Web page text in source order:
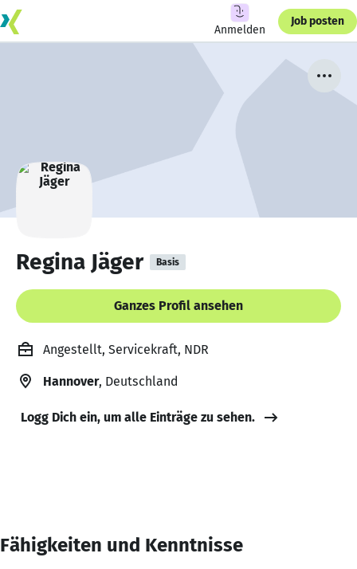
Anmelden
Job posten
Regina Jäger Basis
Ganzes Profil ansehen
Angestellt, Servicekraft, NDR
Hannover, Deutschland
Logg Dich ein, um alle Einträge zu sehen.
Fähigkeiten und Kenntnisse